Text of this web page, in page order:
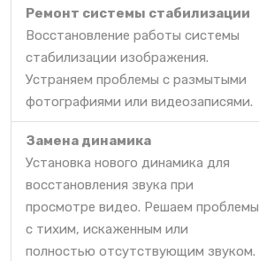
Ремонт системы стабилизации
Восстановление работы системы
стабилизации изображения.
Устраняем проблемы с размытыми
фотографиями или видеозаписями.
Замена динамика
Установка нового динамика для
восстановления звука при
просмотре видео. Решаем проблемы
с тихим, искаженным или
полностью отсутствующим звуком.